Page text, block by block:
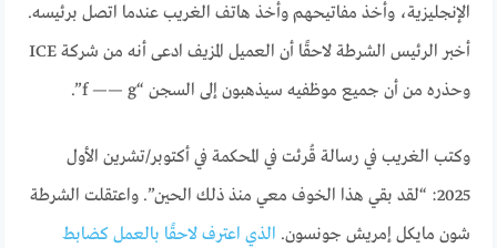
الإنجليزية، وأخذ مفاتيحهم وأخذ هاتف الغريب عندما اتصل برئيسه.
أخبر الرئيس الشرطة لاحقًا أن العميل المزيف ادعى أنه من شركة ICE
وحذره من أن جميع موظفيه سيذهبون إلى السجن “f —— g”.
وكتب الغريب في رسالة قُرئت في المحكمة في أكتوبر/تشرين الأول
2025: “لقد بقي هذا الخوف معي منذ ذلك الحين”. واعتقلت الشرطة
شون مايكل إمريش جونسون. الذي اعترف لاحقًا بالعمل كضابط